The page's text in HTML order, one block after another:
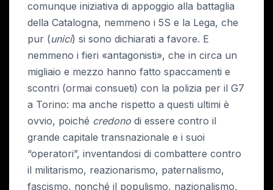
comunque iniziativa di appoggio alla battaglia
della Catalogna, nemmeno i 5S e la Lega, che
pur (unici) si sono dichiarati a favore. E
nemmeno i fieri «antagonisti», che in circa un
migliaio e mezzo hanno fatto spaccamenti e
scontri (ormai consueti) con la polizia per il G7
a Torino: ma anche rispetto a questi ultimi è
ovvio, poiché credono di essere contro il
grande capitale transnazionale e i suoi
“operatori”, inventandosi di combattere contro
il militarismo, reazionarismo, paternalismo,
fascismo, nonché il populismo, nazionalismo,